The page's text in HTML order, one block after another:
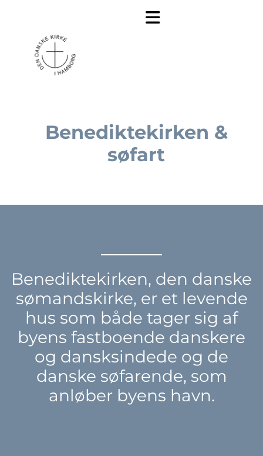
Benediktekirken &
søfart
Benediktekirken, den danske
sømandskirke, er et levende
hus som både tager sig af
byens fastboende danskere
og dansksindede og de
danske søfarende, som
anløber byens havn.